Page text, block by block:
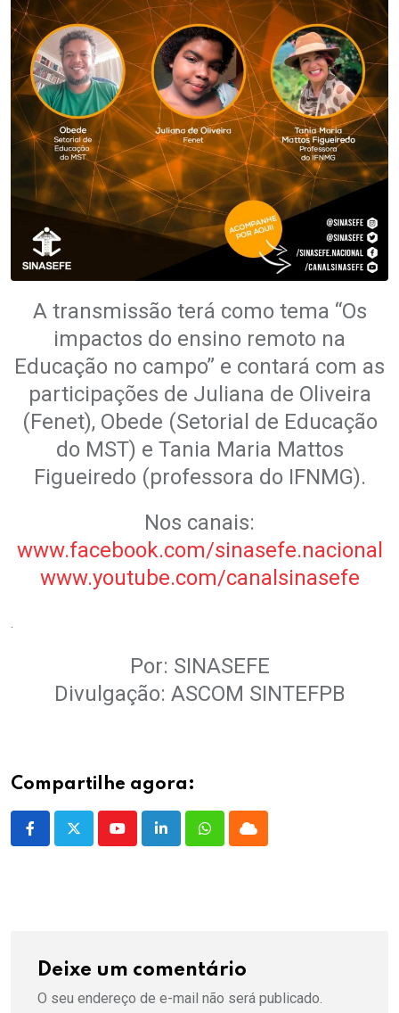
A transmissão terá como tema “Os
impactos do ensino remoto na
Educação no campo” e contará com as
participações de Juliana de Oliveira
(Fenet), Obede (Setorial de Educação
do MST) e Tania Maria Mattos
Figueiredo (professora do IFNMG).
Nos canais:
www.facebook.com/sinasefe.nacional
www.youtube.com/canalsinasefe
.
Por: SINASEFE
Divulgação: ASCOM SINTEFPB
Compartilhe agora:
YoutubeLinkedInWhatsappCloud
Deixe um comentário
O seu endereço de e-mail não será publicado.